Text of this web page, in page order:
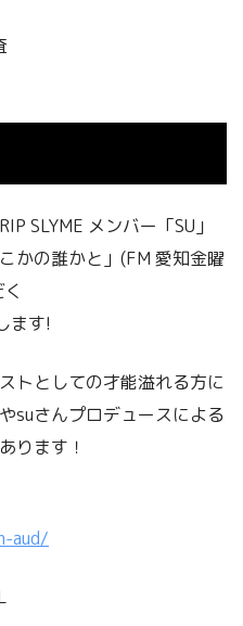
SLYME メンバー「SU」
かの誰かと」(FM 愛知⾦曜
ます!
トとしての才能溢れる方に
suさんプロデュースによる
ります！
aud/